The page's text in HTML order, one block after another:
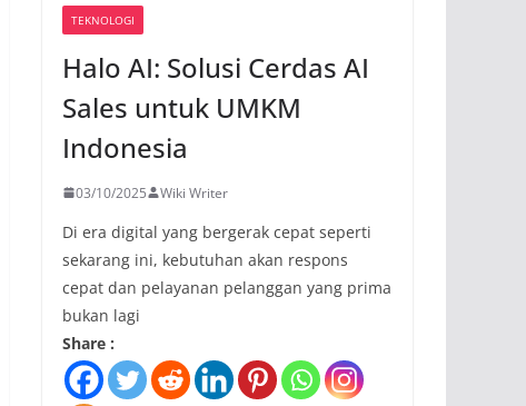
TEKNOLOGI
Halo AI: Solusi Cerdas AI
Sales untuk UMKM
Indonesia
03/10/2025 Wiki Writer
Di era digital yang bergerak cepat seperti
sekarang ini, kebutuhan akan respons
cepat dan pelayanan pelanggan yang prima
bukan lagi
Share :